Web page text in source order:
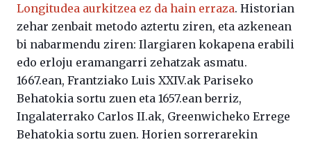
Longitudea aurkitzea ez da hain erraza. Historian
zehar zenbait metodo aztertu ziren, eta azkenean
bi nabarmendu ziren: Ilargiaren kokapena erabili
edo erloju eramangarri zehatzak asmatu.
1667.ean, Frantziako Luis XXIV.ak Pariseko
Behatokia sortu zuen eta 1657.ean berriz,
Ingalaterrako Carlos II.ak, Greenwicheko Errege
Behatokia sortu zuen. Horien sorrerarekin